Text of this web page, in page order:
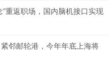
重返职场，国内脑机接口实现
邻邮轮港，今年年底上海将